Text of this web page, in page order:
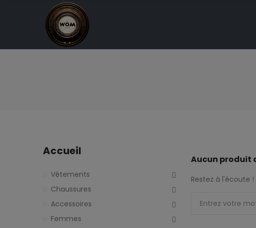
Aucun produit
Restez à l'écoute
Accueil
Vêtements
Chaussures
Accessoires
Femmes